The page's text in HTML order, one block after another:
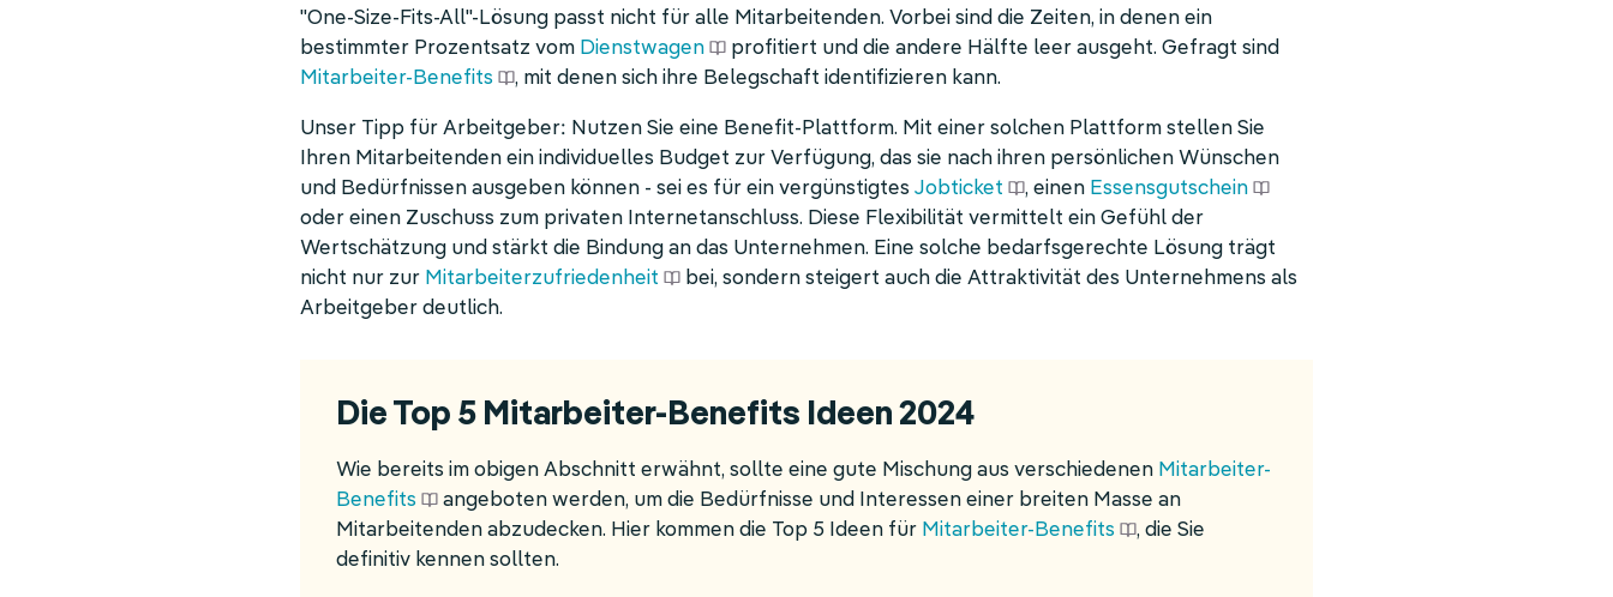
"One-Size-Fits-All"-Lösung passt nicht für alle Mitarbeitenden. Vorbei sind die Zeiten, in denen ein
bestimmter Prozentsatz vom Dienstwagen
profitiert und die andere Hälfte leer ausgeht. Gefragt sind
Mitarbeiter-Benefits
, mit denen sich ihre Belegschaft identifizieren kann.
Unser Tipp für Arbeitgeber: Nutzen Sie eine Benefit-Plattform. Mit einer solchen Plattform stellen Sie
Ihren Mitarbeitenden ein individuelles Budget zur Verfügung, das sie nach ihren persönlichen Wünschen
und Bedürfnissen ausgeben können - sei es für ein vergünstigtesJobticket , einen Essensgutschein
oder einen Zuschuss zum privaten Internetanschluss. Diese Flexibilität vermittelt ein Gefühl der
Wertschätzung und stärkt die Bindung an das Unternehmen. Eine solche bedarfsgerechte Lösung trägt
nicht nur zur Mitarbeiterzufriedenheit
bei, sondern steigert auch die Attraktivität des Unternehmens als
Arbeitgeber deutlich.
Die Top 5 Mitarbeiter-Benefits Ideen 2024
Wie bereits im obigen Abschnitt erwähnt, sollte eine gute Mischung aus verschiedenen Mitarbeiter-
Benefits
angeboten werden, um die Bedürfnisse und Interessen einer breiten Masse an
Mitarbeitenden abzudecken. Hier kommen die Top 5 Ideen für Mitarbeiter-Benefits
, die Sie
definitiv kennen sollten.